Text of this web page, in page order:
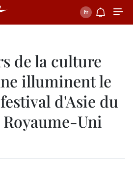
de la culture
illuminent le
d'Asie du
Uni